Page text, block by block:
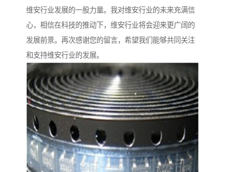
维安行业发展的一股力量。我对维安行业的未来充满信
心，相信在科技的推动下，维安行业将会迎来更广阔的
发展前景。再次感谢您的留言，希望我们能够共同关注
和支持维安行业的发展。